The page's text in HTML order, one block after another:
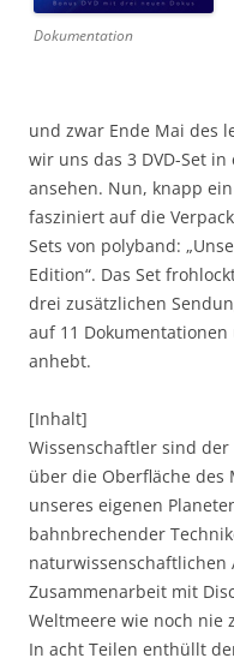
Dokumentation
und zwar Ende Mai des
wir uns das 3 DVD-Set
ansehen. Nun, knapp
fasziniert auf die
Sets von polyband:
Edition“. Das Set
drei zusätzlichen
auf 11
anhebt.
[Inhalt]
Wissenschaftler sind
über die Oberfläche des
unseres eigenen
bahnbrechender
naturwissenschaftlichen
Zusammenarbeit mit
Weltmeere wie noch nie
In acht Teilen enthüllt